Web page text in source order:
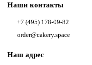
Наши контакты
+7 (495) 178-09-82
order@cakery.space
Наш адрес